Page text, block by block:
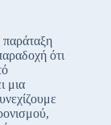
ότι
μια